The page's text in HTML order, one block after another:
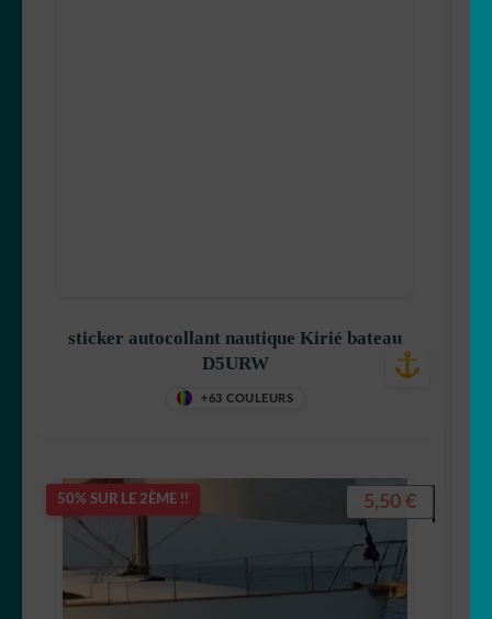
sticker autocollant nautique Kirié bateau
D5URW
+63 COULEURS
50% SUR LE 2ÈME !! 5,50 €